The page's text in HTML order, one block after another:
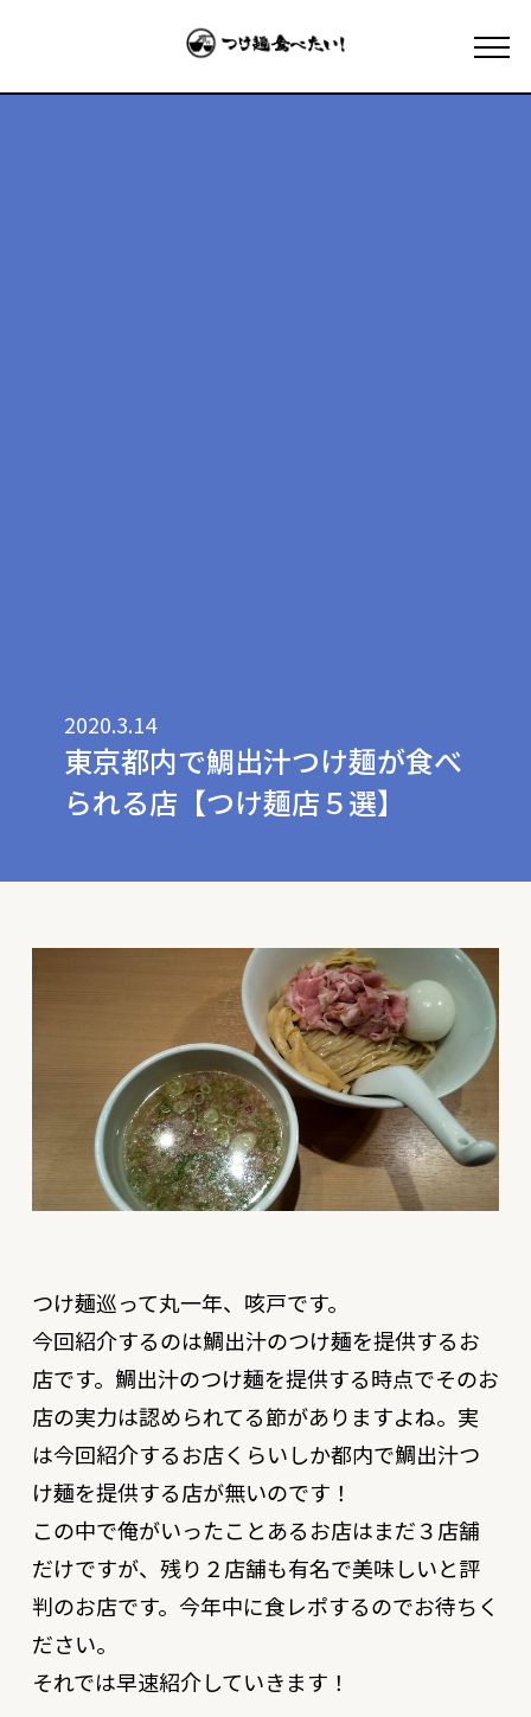
2020.3.14
東京都内で鯛出汁つけ麺が食べ
られる店【つけ麺店５選】
つけ麺巡って丸一年、咳戸です。
今回紹介するのは鯛出汁のつけ麺を提供するお
店です。鯛出汁のつけ麺を提供する時点でそのお
店の実力は認められてる節がありますよね。実
は今回紹介するお店くらいしか都内で鯛出汁つ
け麺を提供する店が無いのです！
この中で俺がいったことあるお店はまだ３店舗
だけですが、残り２店舗も有名で美味しいと評
判のお店です。今年中に食レポするのでお待ちく
ださい。
それでは早速紹介していきます！